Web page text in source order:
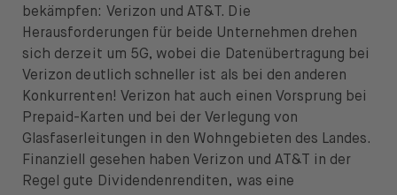
bekämpfen: Verizon und AT&T. Die
Herausforderungen für beide Unternehmen drehen
sich derzeit um 5G, wobei die Datenübertragung bei
Verizon deutlich schneller ist als bei den anderen
Konkurrenten! Verizon hat auch einen Vorsprung bei
Prepaid-Karten und bei der Verlegung von
Glasfaserleitungen in den Wohngebieten des Landes.
Finanziell gesehen haben Verizon und AT&T in der
Regel gute Dividendenrenditen, was eine